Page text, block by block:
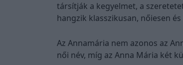
társítják a kegyelmet, a
hangzik klasszikusan, nőiesen
Az Annamária nem azonos az
női név, míg az Anna Mária két